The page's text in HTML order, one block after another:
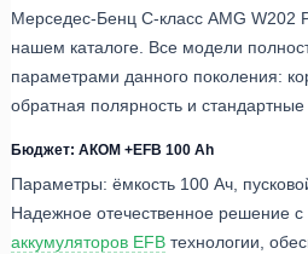
Мерседес-Бенц C-класс AMG W202
нашем каталоге. Все модели
параметрами данного поколения:
обратная полярность и
Бюджет: АКОМ +EFB 100 Ah
Параметры: ёмкость 100 Ач,
Надежное отечественное решение
аккумуляторов EFB технологии,